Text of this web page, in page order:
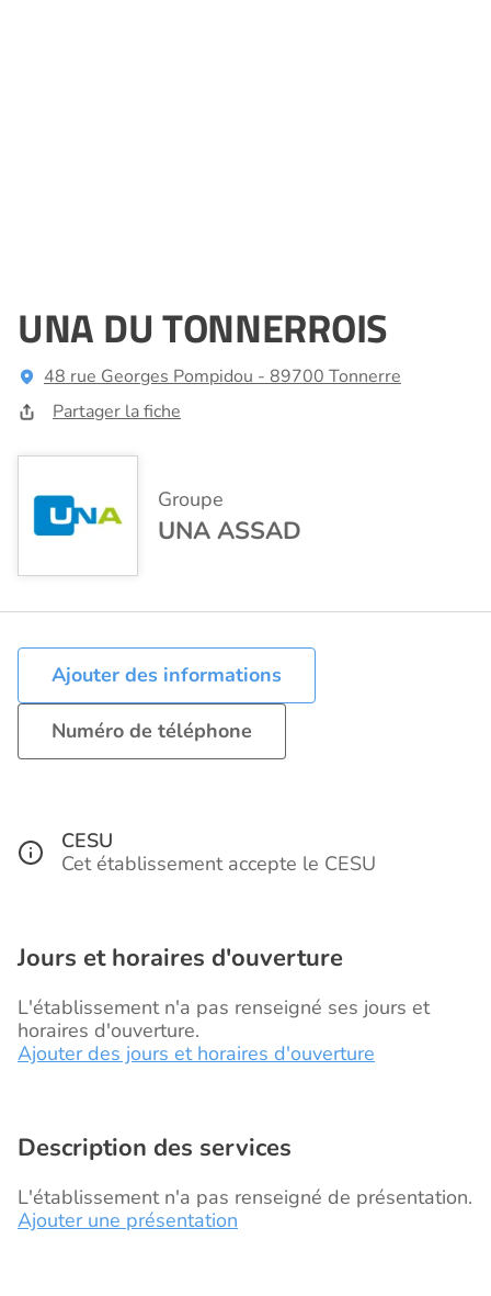
UNA DU TONNERROIS
48 rue Georges Pompidou - 89700 Tonnerre
Partager la fiche
Groupe
UNA ASSAD
Ajouter des informations
Numéro de téléphone
CESU
Cet établissement accepte le CESU
Jours et horaires d'ouverture
L'établissement n'a pas renseigné ses jours et
horaires d'ouverture.
Ajouter des jours et horaires d'ouverture
Description des services
L'établissement n'a pas renseigné de présentation.
Ajouter une présentation